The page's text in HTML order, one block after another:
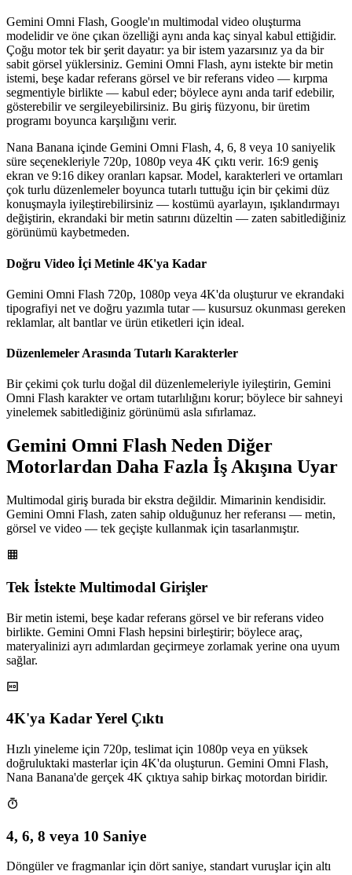
Gemini Omni Flash, Google'ın multimodal video oluşturma
modelidir ve öne çıkan özelliği aynı anda kaç sinyal kabul ettiğidir.
Çoğu motor tek bir şerit dayatır: ya bir istem yazarsınız ya da bir
sabit görsel yüklersiniz. Gemini Omni Flash, aynı istekte bir metin
istemi, beşe kadar referans görsel ve bir referans video — kırpma
segmentiyle birlikte — kabul eder; böylece aynı anda tarif edebilir,
gösterebilir ve sergileyebilirsiniz. Bu giriş füzyonu, bir üretim
programı boyunca karşılığını verir.
Nana Banana içinde Gemini Omni Flash, 4, 6, 8 veya 10 saniyelik
süre seçenekleriyle 720p, 1080p veya 4K çıktı verir. 16:9 geniş
ekran ve 9:16 dikey oranları kapsar. Model, karakterleri ve ortamları
çok turlu düzenlemeler boyunca tutarlı tuttuğu için bir çekimi düz
konuşmayla iyileştirebilirsiniz — kostümü ayarlayın, ışıklandırmayı
değiştirin, ekrandaki bir metin satırını düzeltin — zaten sabitlediğiniz
görünümü kaybetmeden.
Doğru Video İçi Metinle 4K'ya Kadar
Gemini Omni Flash 720p, 1080p veya 4K'da oluşturur ve ekrandaki
tipografiyi net ve doğru yazımla tutar — kusursuz okunması gereken
reklamlar, alt bantlar ve ürün etiketleri için ideal.
Düzenlemeler Arasında Tutarlı Karakterler
Bir çekimi çok turlu doğal dil düzenlemeleriyle iyileştirin, Gemini
Omni Flash karakter ve ortam tutarlılığını korur; böylece bir sahneyi
yinelemek sabitlediğiniz görünümü asla sıfırlamaz.
Gemini Omni Flash Neden Diğer
Motorlardan Daha Fazla İş Akışına Uyar
Multimodal giriş burada bir ekstra değildir. Mimarinin kendisidir.
Gemini Omni Flash, zaten sahip olduğunuz her referansı — metin,
görsel ve video — tek geçişte kullanmak için tasarlanmıştır.
Tek İstekte Multimodal Girişler
Bir metin istemi, beşe kadar referans görsel ve bir referans video
birlikte. Gemini Omni Flash hepsini birleştirir; böylece araç,
materyalinizi ayrı adımlardan geçirmeye zorlamak yerine ona uyum
sağlar.
4K'ya Kadar Yerel Çıktı
Hızlı yineleme için 720p, teslimat için 1080p veya en yüksek
doğruluktaki masterlar için 4K'da oluşturun. Gemini Omni Flash,
Nana Banana'de gerçek 4K çıktıya sahip birkaç motordan biridir.
4, 6, 8 veya 10 Saniye
Döngüler ve fragmanlar için dört saniye, standart vuruşlar için altı